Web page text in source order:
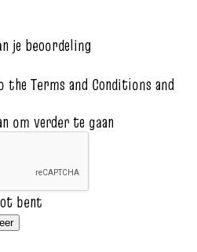
je beoordeling
the Terms and Conditions and
om verder te gaan
bent